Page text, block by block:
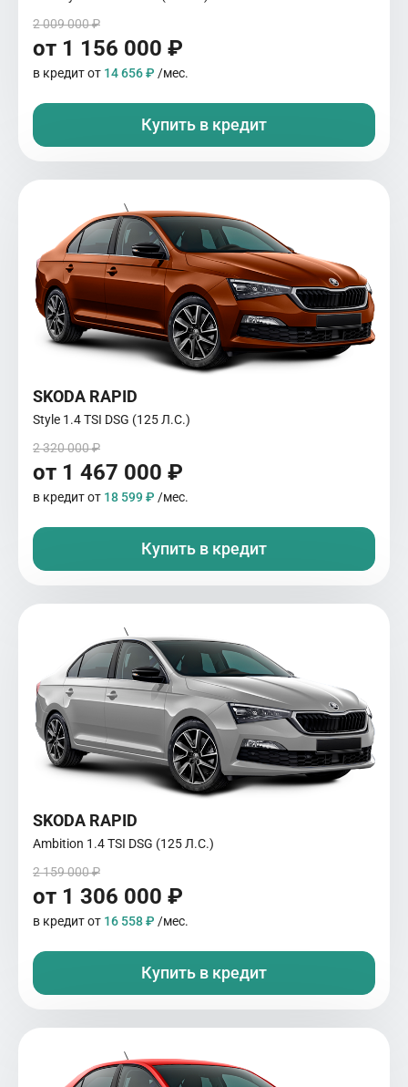
2 009 000 ₽
от 1 156 000 ₽
в кредит от 14 656 ₽ /мес.
Купить в кредит
SKODA RAPID
Style 1.4 TSI DSG (125 Л.С.)
2 320 000 ₽
от 1 467 000 ₽
в кредит от 18 599 ₽ /мес.
Купить в кредит
SKODA RAPID
Ambition 1.4 TSI DSG (125 Л.С.)
2 159 000 ₽
от 1 306 000 ₽
в кредит от 16 558 ₽ /мес.
Купить в кредит